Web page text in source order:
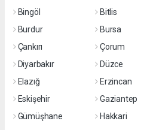
Bingöl
Bitlis
Burdur
Bursa
Çankırı
Çorum
Diyarbakır
Düzce
Elazığ
Erzincan
Eskişehir
Gaziantep
Gümüşhane
Hakkari